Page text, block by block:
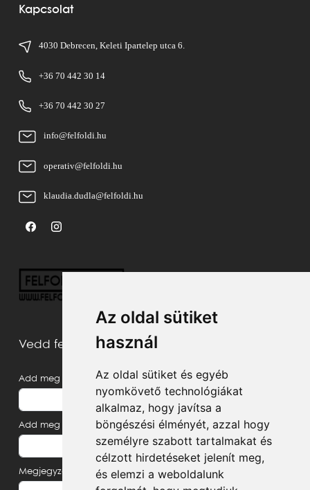
Az oldal sütiket
használ
Az oldal sütiket és egyéb
nyomkövető technológiákat
alkalmaz, hogy javítsa a
böngészési élményét, azzal hogy
személyre szabott tartalmakat és
célzott hirdetéseket jelenít meg,
és elemzi a weboldalunk
Kapcsolat
4030 Debrecen, Keleti Ipartelep utca 6.
+36 70 442 30 14
+36 70 442 30 27
info@felfoldi.hu
operativ@felfoldi.hu
klaudia.dudla@felfoldi.hu
Vedd fel velünk a kapcsolatot
Add meg a neved
Add meg az e-mail címed
Megjegyzés, üzenet